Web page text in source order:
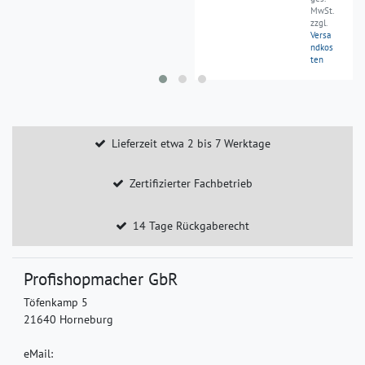
MwSt.
zzgl.
Versa
ndkos
ten
Lieferzeit etwa 2 bis 7 Werktage
Zertifizierter Fachbetrieb
14 Tage Rückgaberecht
Profishopmacher GbR
Töfenkamp 5
21640 Horneburg
eMail: